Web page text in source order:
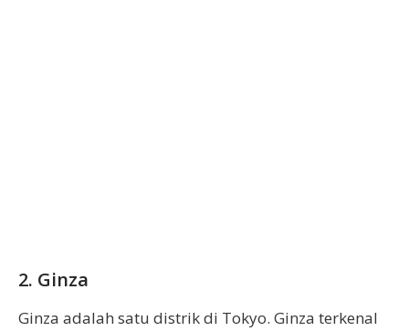
2. Ginza
Ginza adalah satu distrik di Tokyo. Ginza terkenal